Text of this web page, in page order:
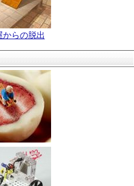
からの脱出